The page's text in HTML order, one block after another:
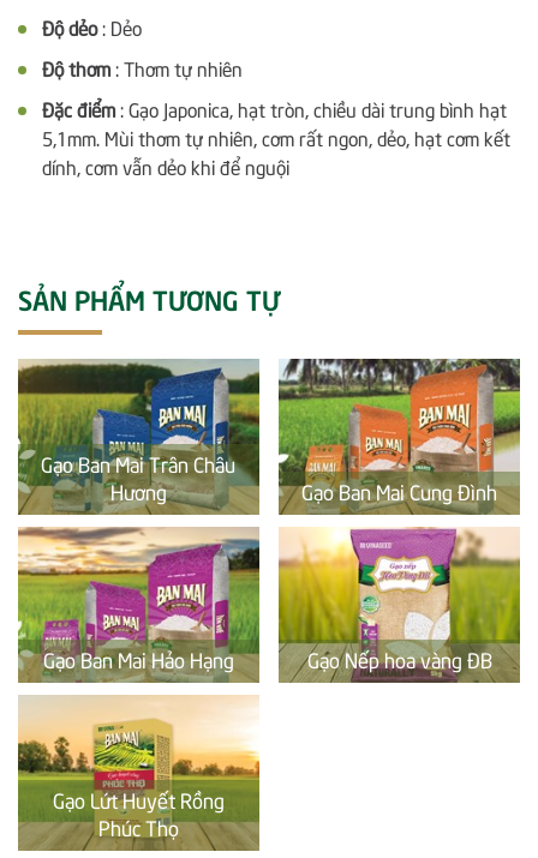
Độ dẻo: Dẻo
Độ thơm: Thơm tự nhiên
Đặc điểm: Gạo Japonica, hạt tròn, chiều dài trung bình hạt
5,1mm. Mùi thơm tự nhiên, cơm rất ngon, dẻo, hạt cơm kết
dính, cơm vẫn dẻo khi để nguội
SẢN PHẨM TƯƠNG TỰ
Gạo Ban Mai Trân Châu
Hương
Gạo Ban Mai Cung Đình
Gạo Ban Mai Hảo Hạng Gạo Nếp hoa vàng ĐB
Gạo Lứt Huyết Rồng
Phúc Thọ